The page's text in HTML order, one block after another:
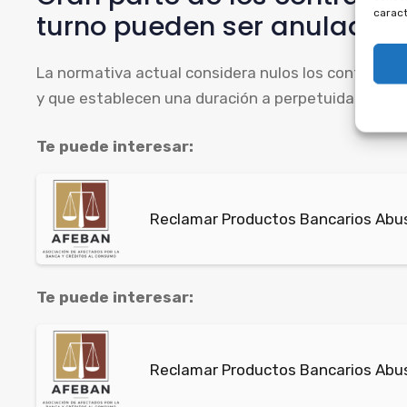
turno pueden ser anulados
La normativa actual considera nulos los contratos
y que establecen una duración a perpetuidad, algo
Te puede interesar:
Reclamar Productos Bancarios
Te puede interesar:
Reclamar Productos Bancarios